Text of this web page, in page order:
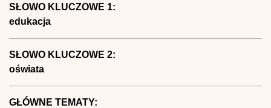
SŁOWO KLUCZOWE 1:
edukacja
SŁOWO KLUCZOWE 2:
oświata
GŁÓWNE TEMATY: